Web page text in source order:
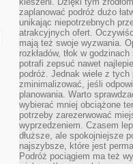
zaplanować podróż dużo
unikając niepotrzebnych
atrakcyjnych ofert.
mają też swoje wyzwania.
rozkładów, tłok w
potrafi zepsuć nawet
podróż. Jednak wiele z tych
zminimalizować, jeśli
planowania. Warto
wybierać mniej obciążone
potrzeby zarezerwować
wyprzedzeniem. Czasem
dłuższe, ale spokojniejsze
najszybsze, które jest
Podróż pociągiem ma też